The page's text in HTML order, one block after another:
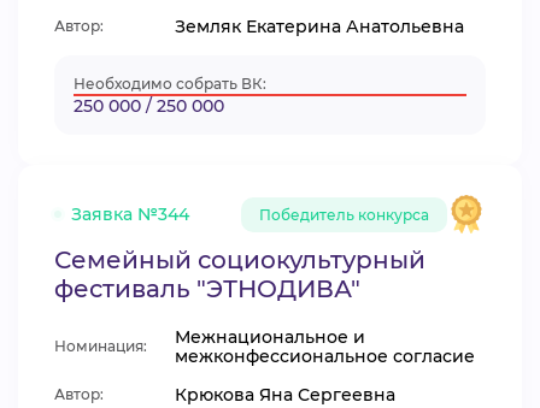
Автор: Земляк Екатерина Анатольевна
Необходимо собрать ВК:
250 000 / 250 000
Заявка №344 Победитель конкурса
Семейный социокультурный
фестиваль "ЭТНОДИВА"
Номинация:
Межнациональное и
межконфессиональное согласие
Автор: Крюкова Яна Сергеевна